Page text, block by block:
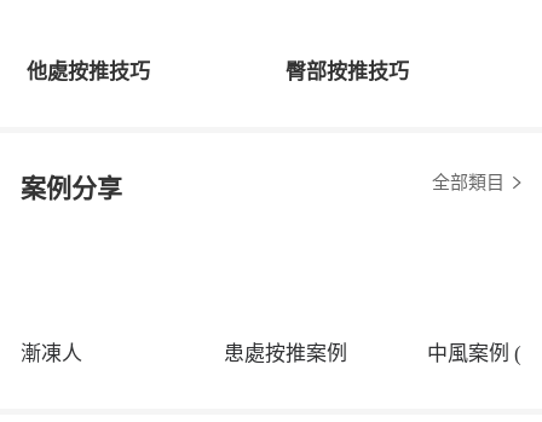
他處按推技巧 臀部按推技巧
案例分享 全部類目
漸凍人 患處按推案例 中風案例 (